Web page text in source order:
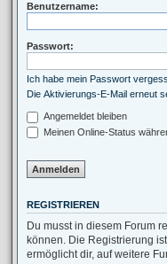
Benutzername:
Passwort:
Ich habe mein Passwort
Die Aktivierungs-E-Mail erneut
Angemeldet bleiben
Meinen Online-Status
REGISTRIEREN
Du musst in diesem Forum
können. Die Registrierung
ermöglicht dir, auf weitere